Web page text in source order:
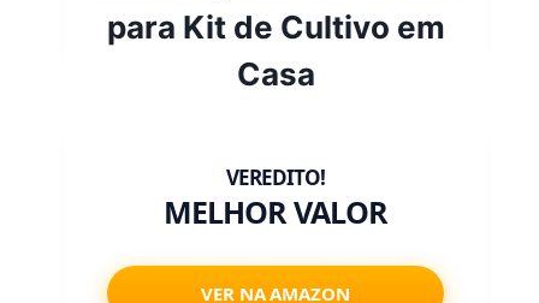
para Kit de Cultivo em
Casa
MELHOR VALOR
VER NA AMAZON